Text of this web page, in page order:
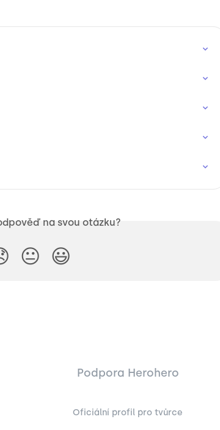
na svou otázku?
😐 😃
Podpora Herohero
Oficiální profil pro tvůrce